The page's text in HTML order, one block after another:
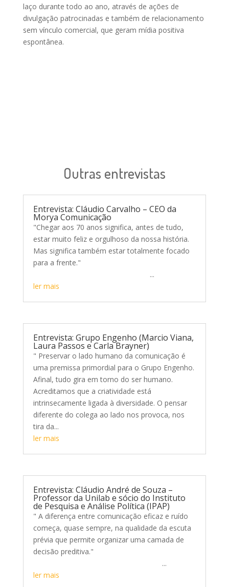
laço durante todo ao ano, através de ações de
divulgação patrocinadas e também de relacionamento
sem vínculo comercial, que geram mídia positiva
espontânea.
Outras entrevistas
Entrevista: Cláudio Carvalho – CEO da
Morya Comunicação
"Chegar aos 70 anos significa, antes de tudo,
estar muito feliz e orgulhoso da nossa história.
Mas significa também estar totalmente focado
para a frente."
...
ler mais
Entrevista: Grupo Engenho (Marcio Viana,
Laura Passos e Carla Brayner)
" Preservar o lado humano da comunicação é
uma premissa primordial para o Grupo Engenho.
Afinal, tudo gira em torno do ser humano.
Acreditamos que a criatividade está
intrinsecamente ligada à diversidade. O pensar
diferente do colega ao lado nos provoca, nos
tira da...
ler mais
Entrevista: Cláudio André de Souza –
Professor da Unilab e sócio do Instituto
de Pesquisa e Análise Política (IPAP)
" A diferença entre comunicação eficaz e ruído
começa, quase sempre, na qualidade da escuta
prévia que permite organizar uma camada de
decisão preditiva."
...
ler mais